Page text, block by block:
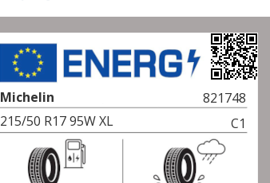
Michelin
821748
215/50 R17 95W XL
C1